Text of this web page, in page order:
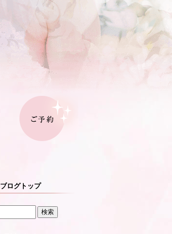
ブログトップ